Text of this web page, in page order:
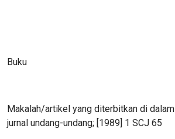
Buku
Makalah/artikel yang diterbitkan di dalam
jurnal undang-undang; [1989] 1 SCJ 65